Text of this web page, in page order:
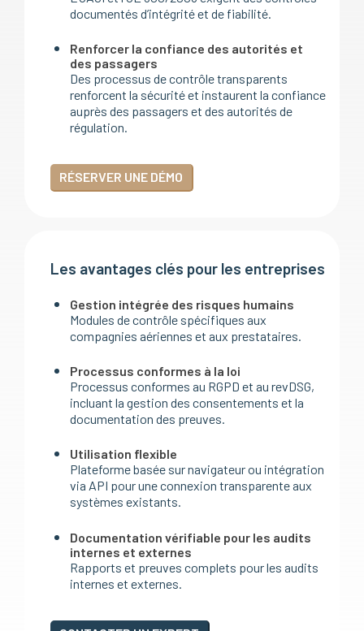
documentés d’intégrité et de fiabilité.
Renforcer la confiance des autorités et
des passagers
Des processus de contrôle transparents
renforcent la sécurité et instaurent la confiance
auprès des passagers et des autorités de
régulation.
RÉSERVER UNE DÉMO
Les avantages clés pour les entreprises
Gestion intégrée des risques humains
Modules de contrôle spécifiques aux
compagnies aériennes et aux prestataires.
Processus conformes à la loi
Processus conformes au RGPD et au revDSG,
incluant la gestion des consentements et la
documentation des preuves.
Utilisation flexible
Plateforme basée sur navigateur ou intégration
via API pour une connexion transparente aux
systèmes existants.
Documentation vérifiable pour les audits
internes et externes
Rapports et preuves complets pour les audits
internes et externes.